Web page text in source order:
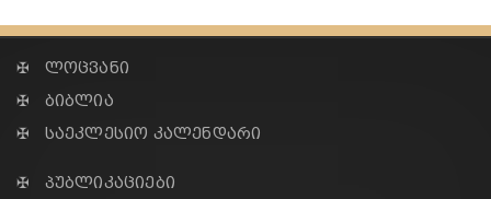
✠ ლოცვანი
✠ ბიბლია
✠ საეკლესიო კალენდარი
✠ პუბლიკაციები